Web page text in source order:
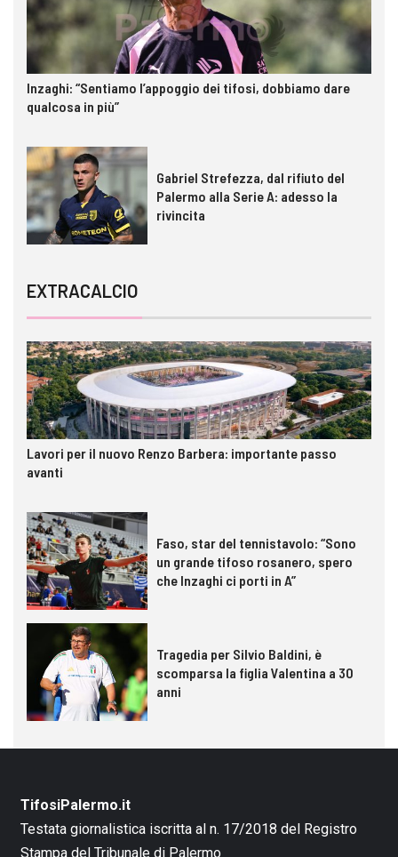
Inzaghi: “Sentiamo l’appoggio dei tifosi, dobbiamo dare
qualcosa in più”
Gabriel Strefezza, dal rifiuto del
Palermo alla Serie A: adesso la
rivincita
EXTRACALCIO
Lavori per il nuovo Renzo Barbera: importante passo
avanti
Faso, star del tennistavolo: “Sono
un grande tifoso rosanero, spero
che Inzaghi ci porti in A”
Tragedia per Silvio Baldini, è
scomparsa la figlia Valentina a 30
anni
TifosiPalermo.it
Testata giornalistica iscritta al n. 17/2018 del Registro
Stampa del Tribunale di Palermo